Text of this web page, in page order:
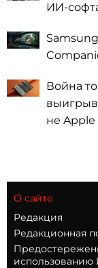
ИИ-
Война
не
О сайте
Редакция
Редакционная
использованию